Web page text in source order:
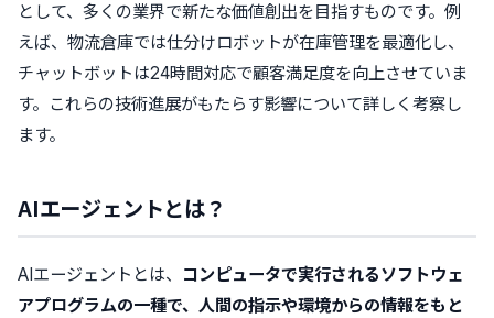
として、多くの業界で新たな価値創出を目指すものです。例
えば、物流倉庫では仕分けロボットが在庫管理を最適化し、
チャットボットは24時間対応で顧客満足度を向上させていま
す。これらの技術進展がもたらす影響について詳しく考察し
ます。
AIエージェントとは？
AIエージェントとは、
コンピュータで実行されるソフトウェ
アプログラムの一種で、人間の指示や環境からの情報をもと